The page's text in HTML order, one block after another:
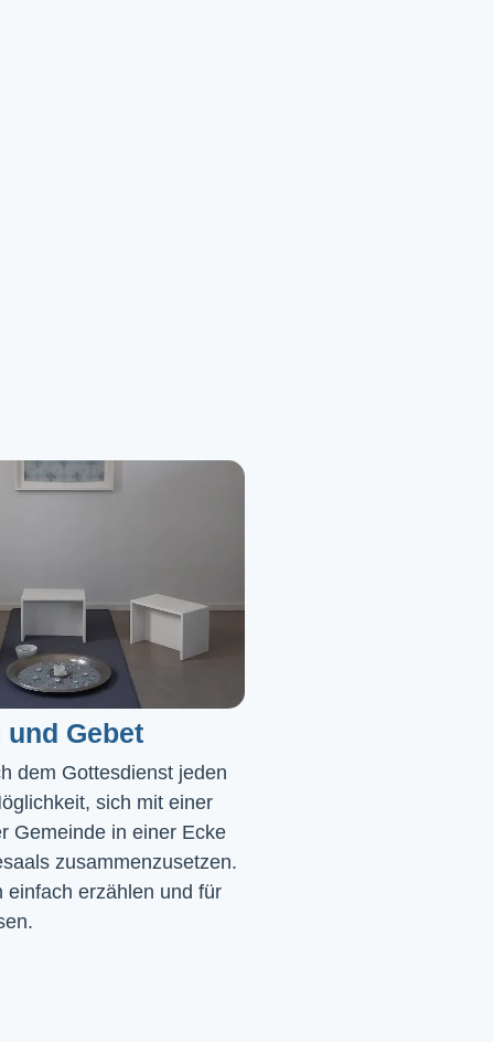
und Gebet
dem Gottesdienst jeden
sich mit einer
Gemeinde in einer Ecke
zusammenzusetzen.
einfach erzählen und für